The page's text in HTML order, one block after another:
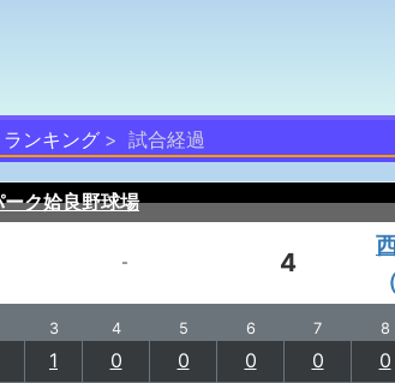
ランキング 試合経過
ク姶良野球場
- 4
3 4 5 6 7 8
1 0 0 0 0
0